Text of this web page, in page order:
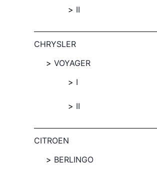
II
CHRYSLER
VOYAGER
I
II
CITROEN
BERLINGO